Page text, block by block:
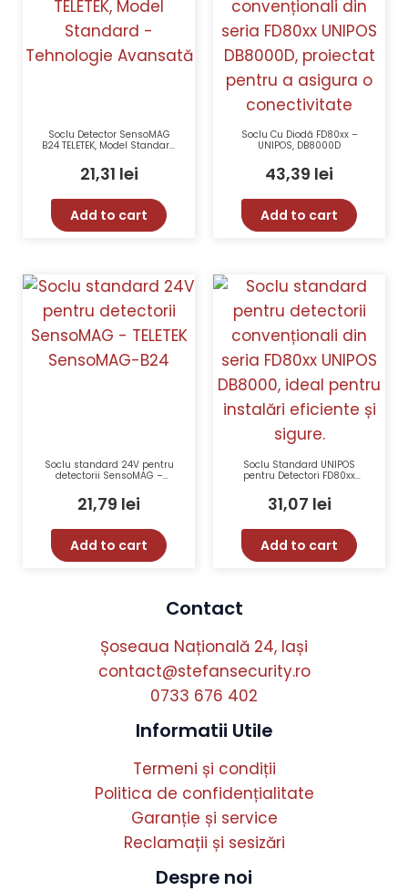
Soclu Detector SensoMAG
B24 TELETEK, Model Standard
21,31 lei
Add to cart
Soclu Cu Diodă FD80xx –
UNIPOS, DB8000D
43,39 lei
Add to cart
Soclu standard 24V pentru
detectorii SensoMAG –
21,79 lei
Add to cart
Soclu Standard UNIPOS
pentru Detectori FD80xx
31,07 lei
Add to cart
Contact
Șoseaua Națională 24, Iași
contact@stefansecurity.ro
0733 676 402
Informatii Utile
Termeni și condiții
Politica de confidențialitate
Garanție și service
Reclamații și sesizări
Despre noi